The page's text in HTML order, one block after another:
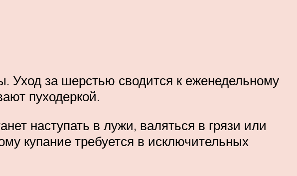
Уход за шерстью сводится к еженедельному
пуходеркой.
наступать в лужи, валяться в грязи или
купание требуется в исключительных